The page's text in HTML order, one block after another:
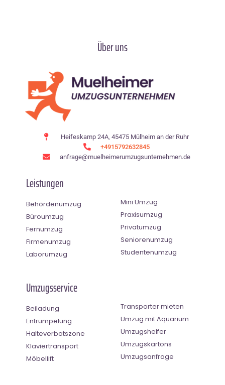
Über uns
Heifeskamp 24A, 45475 Mülheim an der Ruhr
+4915792632845
anfrage@muelheimerumzugsunternehmen.de
Leistungen
Behördenumzug
Büroumzug
Fernumzug
Firmenumzug
Laborumzug
Mini Umzug
Praxisumzug
Privatumzug
Seniorenumzug
Studentenumzug
Umzugsservice
Beiladung
Entrümpelung
Halteverbotszone
Klaviertransport
Möbellift
Transporter mieten
Umzug mit Aquarium
Umzugshelfer
Umzugskartons
Umzugsanfrage